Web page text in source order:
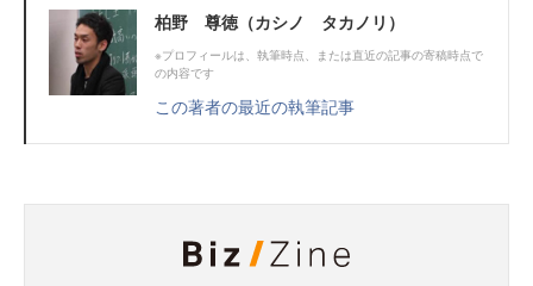
柏野 尊徳（カシノ タカノリ）
※プロフィールは、執筆時点、または直近の記事の寄稿時点で
の内容です
この著者の最近の執筆記事